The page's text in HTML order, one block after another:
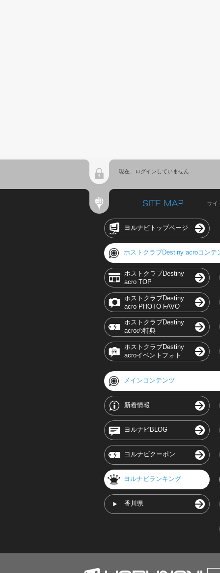
現在、ログインしていません
サイ
ヨルナビトップページ
ホストクラブDestiny acroコンテ
ホストクラブDestiny
acro TOP
ホストクラブDestiny
acro PHOTO FAVO
ホストクラブDestiny
acroの特典
ホストクラブDestiny
acroイベントフォト
メインコンテンツ
新着情報
ヨルナビBLOG
ヨルナビクーポン
ヨルナビランキング
香川県